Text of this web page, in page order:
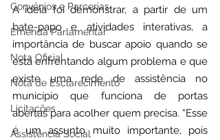
Convênios e Parcerias
Emenda Parlamentar
Nota Oficial
Nota de Esclarecimento
Licitações
Assistência Social
A ideia foi demonstrar, a partir de um
bate-papo e atividades interativas, a
importância de buscar apoio quando se
está enfrentando algum problema e que
existe uma rede de assistência no
município que funciona de portas
abertas para acolher quem precisa. “Esse
é um assunto muito importante, pois